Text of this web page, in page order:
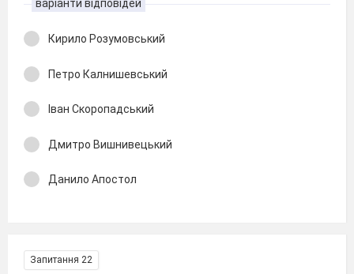
варіанти відповідей
Кирило Розумовський
Петро Калнишевський
Іван Скоропадський
Дмитро Вишнивецький
Данило Апостол
Запитання 22